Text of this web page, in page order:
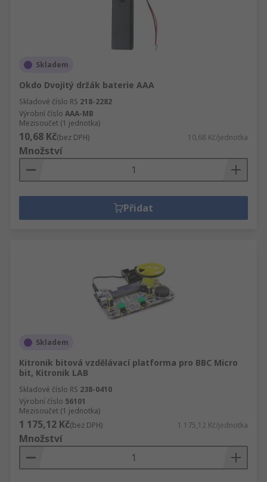
Skladem
Okdo Dvojitý držák baterie AAA
Skladové číslo RS 218-2282
Výrobní číslo AAA-MB
Mezisoučet (1 jednotka)
10,68 Kč(bez DPH) 10,68 Kč/jednotka
Množství
Přidat
Skladem
Kitronik bitová vzdělávací platforma pro BBC Micro
bit, Kitronik LAB
Skladové číslo RS 238-0410
Výrobní číslo 56101
Mezisoučet (1 jednotka)
1 175,12 Kč(bez DPH) 1 175,12 Kč/jednotka
Množství